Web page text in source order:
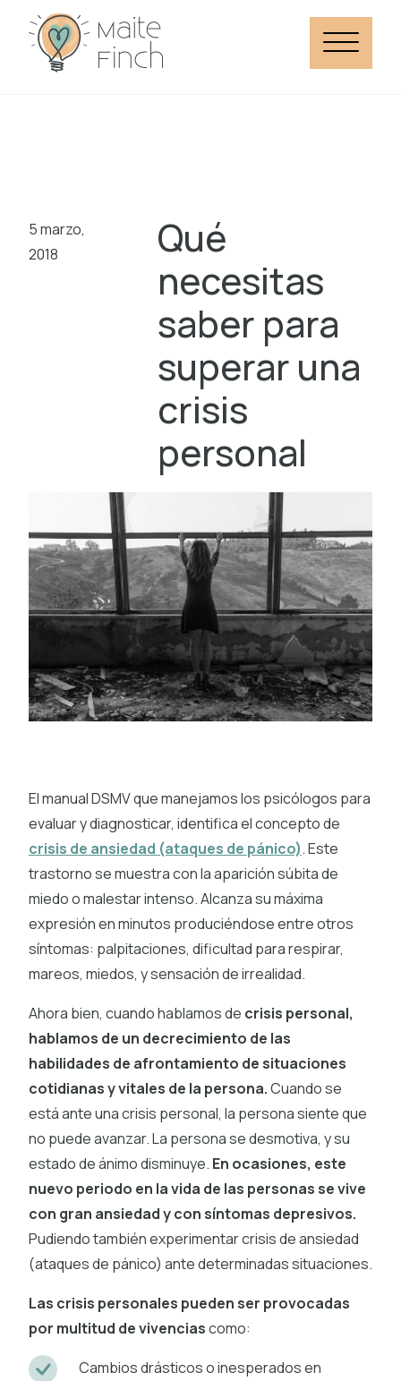
5 marzo,
2018
Qué
necesitas
saber para
superar una
crisis
personal
El manual DSMV que manejamos los psicólogos para
evaluar y diagnosticar, identifica el concepto de
crisis de ansiedad (ataques de pánico). Este
trastorno se muestra con la aparición súbita de
miedo o malestar intenso. Alcanza su máxima
expresión en minutos produciéndose entre otros
síntomas: palpitaciones, dificultad para respirar,
mareos, miedos, y sensación de irrealidad.
Ahora bien, cuando hablamos de crisis personal,
hablamos de un decrecimiento de las
habilidades de afrontamiento de situaciones
cotidianas y vitales de la persona.Cuando se
está ante una crisis personal, la persona siente que
no puede avanzar. La persona se desmotiva, y su
estado de ánimo disminuye. En ocasiones, este
nuevo periodo en la vida de las personas se vive
con gran ansiedad y con síntomas depresivos.
Pudiendo también experimentar crisis de ansiedad
(ataques de pánico) ante determinadas situaciones.
Las crisis personales pueden ser provocadas
por multitud de vivenciascomo:
Cambios drásticos o inesperados en